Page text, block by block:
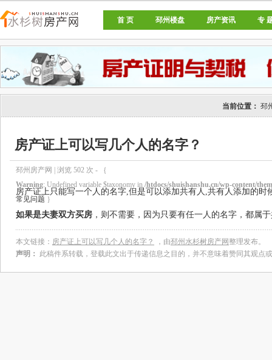
首 页 邳州楼盘 房产资讯 专
当前位置： 邳
房产证上可以写几个人的名字？
邳州房产网 | 浏览 502 次 - ｛
Warning: Undefined variable $taxonomy in /htdocs/shuishanshu.cn/wp-content/
常见问题 ｝
房产证上只能写一个人的名字,但是可以添加共有人,共有人添加的时
如果是夫妻双方买房 ，则不需要，因为只要有任一人的名字，都属
本文链接： 房产证上可以写几个人的名字？ ，由邳州水杉树房产网整理发布。
声明：
此稿件系转载，登载此文出于传递信息之目的，并不意味着赞同其观点